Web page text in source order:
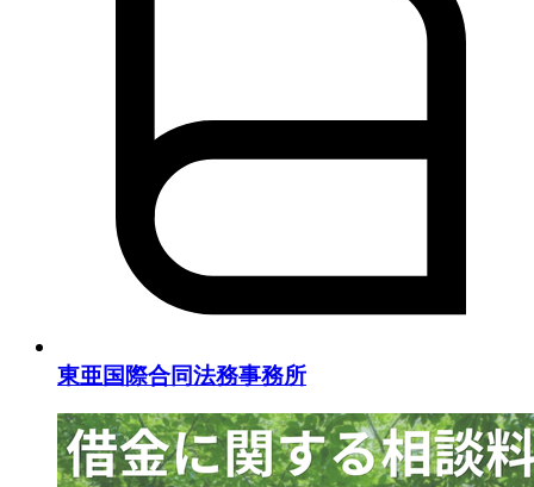
東亜国際合同法務事務所